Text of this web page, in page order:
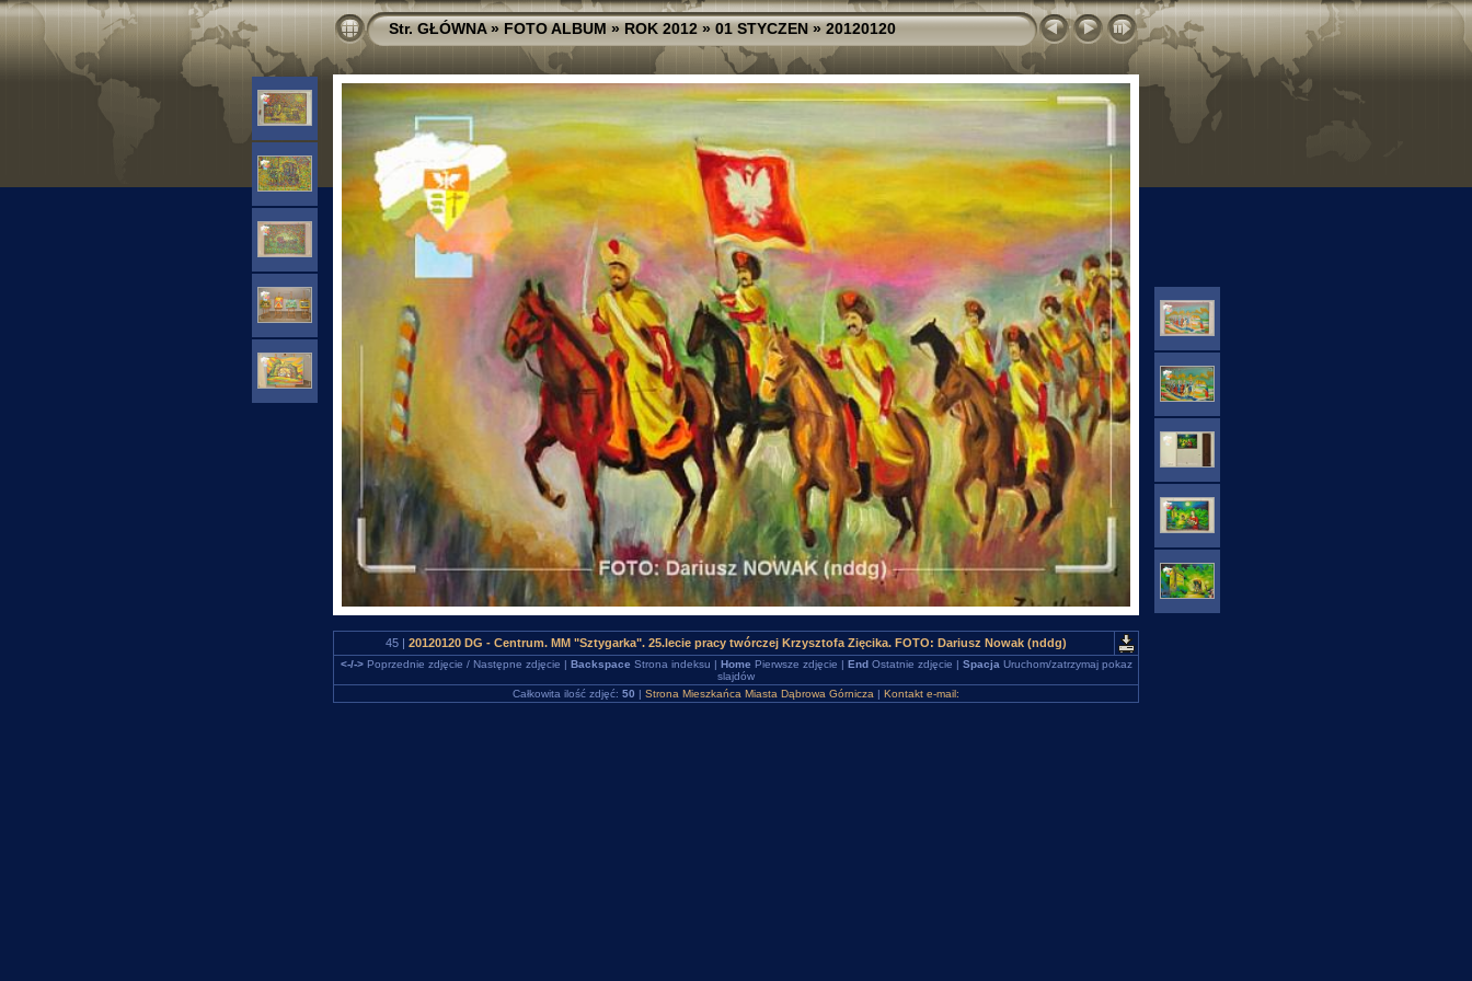
Str. GŁÓWNA»FOTO ALBUM»ROK 2012»01 STYCZEN»20120120
45 | 20120120 DG - Centrum. MM "Sztygarka". 25.lecie pracy twórczej Krzysztofa Zięcika. FOTO: Dariusz Nowak (nddg)
<-/->Poprzednie zdjęcie / Następne zdjęcie | Backspace Strona indeksu | Home Pierwsze zdjęcie | EndOstatnie zdjęcie | Spacja Uruchom/zatrzymaj pokaz
slajdów
Całkowita ilość zdjęć: 50 | Strona Mieszkańca Miasta Dąbrowa Górnicza | Kontakt e-mail: